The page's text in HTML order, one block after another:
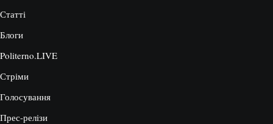
Статті
Блоги
Politerno.LIVE
Стріми
Голосування
Прес-релізи